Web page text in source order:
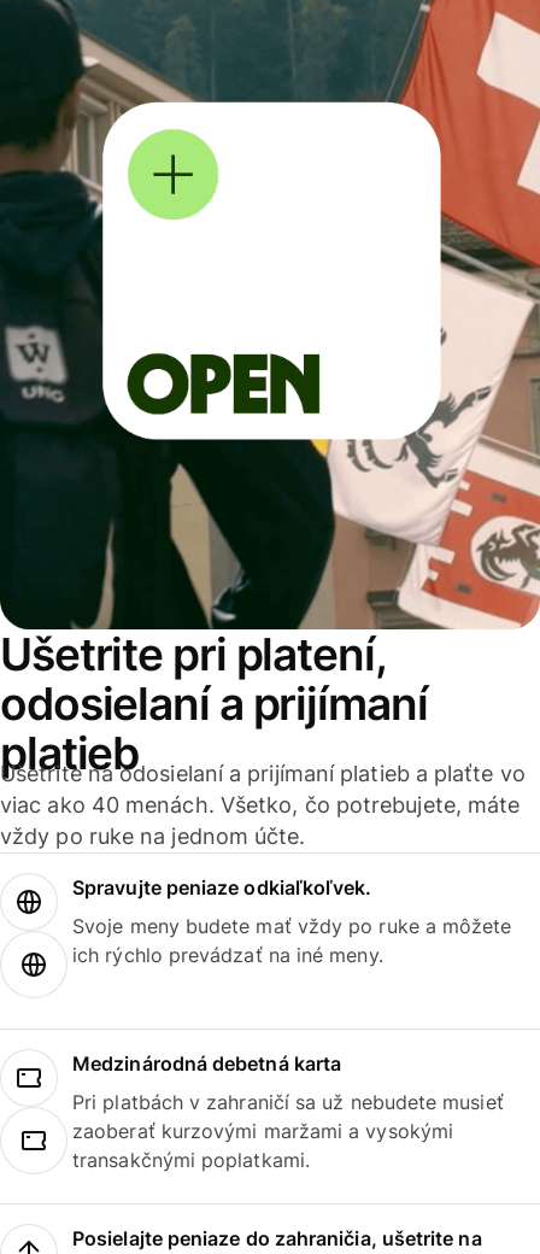
Ušetrite pri platení,
odosielaní a prijímaní
platieb
Ušetrite na odosielaní a prijímaní platieb a plaťte vo
viac ako 40 menách. Všetko, čo potrebujete, máte
vždy po ruke na jednom účte.
Spravujte peniaze odkiaľkoľvek.
Svoje meny budete mať vždy po ruke a môžete
ich rýchlo prevádzať na iné meny.
Medzinárodná debetná karta
Pri platbách v zahraničí sa už nebudete musieť
zaoberať kurzovými maržami a vysokými
transakčnými poplatkami.
Posielajte peniaze do zahraničia, ušetrite na